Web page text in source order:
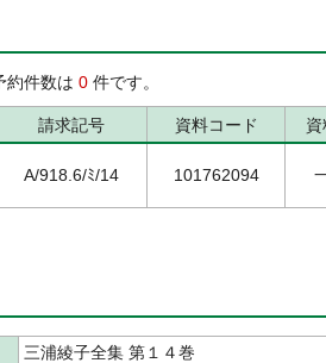
約件数は 0 件です。
請求記号 資料コード
A/918.6/ﾐ/14 101762094
三浦綾子全集 第１４巻